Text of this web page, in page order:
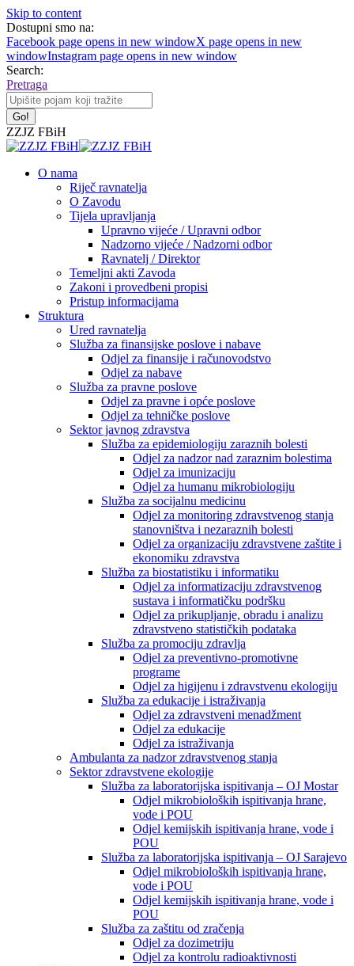
Skip to content
Dostupni smo na:
Facebook page opens in new windowX page opens in new
windowInstagram page opens in new window
Search:
Pretraga
ZZJZ FBiH
O nama
Riječ ravnatelja
O Zavodu
Tijela upravljanja
Upravno vijeće / Upravni odbor
Nadzorno vijeće / Nadzorni odbor
Ravnatelj / Direktor
Temeljni akti Zavoda
Zakoni i provedbeni propisi
Pristup informacijama
Struktura
Ured ravnatelja
Služba za finansijske poslove i nabave
Odjel za finansije i računovodstvo
Odjel za nabave
Služba za pravne poslove
Odjel za pravne i opće poslove
Odjel za tehničke poslove
Sektor javnog zdravstva
Služba za epidemiologiju zaraznih bolesti
Odjel za nadzor nad zaraznim bolestima
Odjel za imunizaciju
Odjel za humanu mikrobiologiju
Služba za socijalnu medicinu
Odjel za monitoring zdravstvenog stanja
stanovništva i nezaraznih bolesti
Odjel za organizaciju zdravstvene zaštite i
ekonomiku zdravstva
Služba za biostatistiku i informatiku
Odjel za informatizaciju zdravstvenog
sustava i informatičku podršku
Odjel za prikupljanje, obradu i analizu
zdravstveno statističkih podataka
Služba za promociju zdravlja
Odjel za preventivno-promotivne
programe
Odjel za higijenu i zdravstvenu ekologiju
Služba za edukacije i istraživanja
Odjel za zdravstveni menadžment
Odjel za edukacije
Odjel za istraživanja
Ambulanta za nadzor zdravstvenog stanja
Sektor zdravstvene ekologije
Služba za laboratorijska ispitivanja – OJ Mostar
Odjel mikrobioloških ispitivanja hrane,
vode i POU
Odjel kemijskih ispitivanja hrane, vode i
POU
Služba za laboratorijska ispitivanja – OJ Sarajevo
Odjel mikrobioloških ispitivanja hrane,
vode i POU
Odjel kemijskih ispitivanja hrane, vode i
POU
Služba za zaštitu od zračenja
Odjel za dozimetriju
Odjel za kontrolu radioaktivnosti